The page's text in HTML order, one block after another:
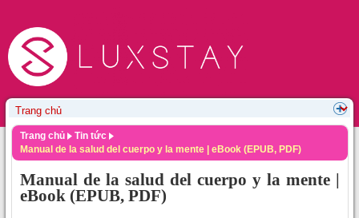
Trang chủ
Tin tức
Manual de la salud del cuerpo y la mente | eBook (EPUB, PDF)
Manual de la salud del cuerpo y la mente |
eBook (EPUB, PDF)